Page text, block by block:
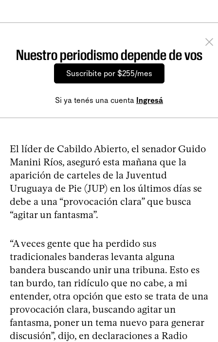
Nuestro periodismo depende de vos
Suscribite por $255/mes
Si ya tenés una cuenta Ingresá
El líder de Cabildo Abierto, el senador Guido
Manini Ríos, aseguró esta mañana que la
aparición de carteles de la Juventud
Uruguaya de Pie (JUP) en los últimos días se
debe a una “provocación clara” que busca
“agitar un fantasma”.
“A veces gente que ha perdido sus
tradicionales banderas levanta alguna
bandera buscando unir una tribuna. Esto es
tan burdo, tan ridículo que no cabe, a mi
entender, otra opción que esto se trata de una
provocación clara, buscando agitar un
fantasma, poner un tema nuevo para generar
discusión”, dijo, en declaraciones a Radio